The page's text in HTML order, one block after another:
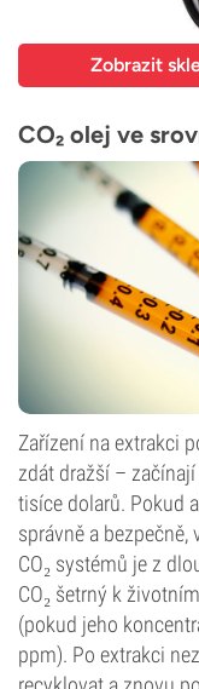
Zobrazit
CO₂ olej ve
Zařízení na extrakci
zdát dražší –
tisíce dolarů. Pokud
správně a
CO₂ systémů je z
CO₂ šetrný k
(pokud jeho
ppm). Po extrakci